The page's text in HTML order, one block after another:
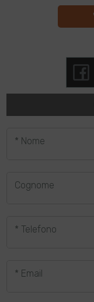
* Nome
Cognome
* Telefono
* Email